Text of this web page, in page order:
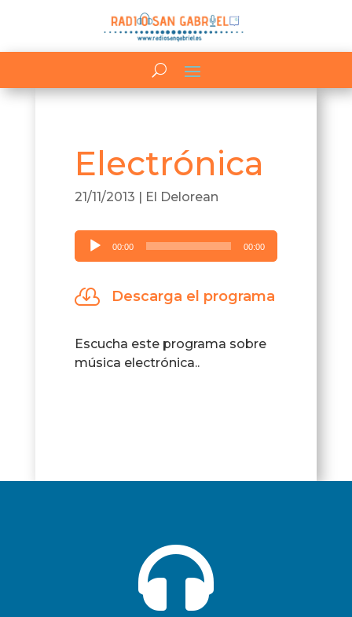
Electrónica
21/11/2013 | El Delorean
Reproductor
de
00:00 00:00
 Descarga el programa
Escucha este programa sobre
música electrónica..
